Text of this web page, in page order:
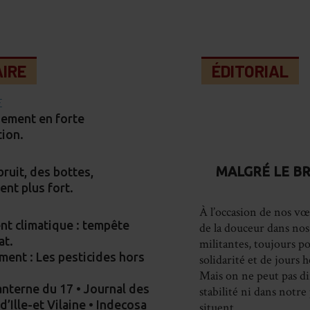
en forte
des bottes,
plus fort.
climatique : tempête
: Les pesticides hors
du 17 • Journal des
et Vilaine • Indecosa
ÉDITORIAL
MALGRÉ LE
À l’occasion de nos
de la douceur dans
militantes, toujours
solidarité et de jours
Mais on ne peut pas
stabilité ni dans notre